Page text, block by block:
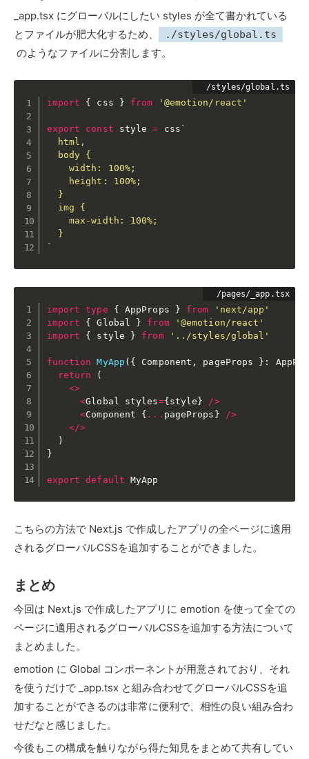
_app.tsx にグローバルにしたい styles が全て書かれている
とファイルが肥大化するため、
./styles/global.ts
のようなファイルに分割します。
import { css } from '@emotion/react'
export const style = css `
  html,
  body {
    width: 100%;
    height: 100%;
  }
  img {
    max-width: 100%;
  }
`
import type { AppProps } from
'next/app'
import
{ Global } from
'@emotion/react'
import
{ style } from '../styles/global'
function MyApp ( { Component , pageProps } :
return
(
<>
<Global styles={style} />
<Component { ... pageProps } />
</>
)
}
export default MyApp
こちらの方法で Next.js で作成したアプリの全ページに適用
されるグローバルCSSを追加することができました。
まとめ
今回は Next.js で作成したアプリに emotion を使って全ての
ページに適用されるグローバルCSSを追加する方法について
まとめました。
emotion に Global コンポーネントが用意されており、それ
を使うだけで _app.tsx と組み合わせてグローバルCSSを追
加することができるのは非常に便利で、相性の良い組み合わ
せだなと感じました。
今後もこの構成を触りながら得た知見をまとめて共有してい